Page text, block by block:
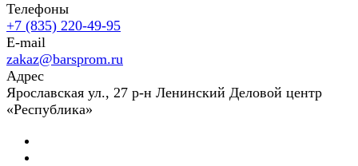
Телефоны
+7 (835) 220-49-95
E-mail
zakaz@barsprom.ru
Адрес
Ярославская ул., 27 р-н Ленинский Деловой центр
«Республика»